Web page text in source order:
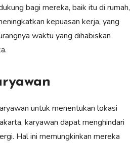
bagi mereka, baik itu di rumah,
kepuasan kerja, yang
waktu yang dihabiskan
untuk menentukan lokasi
karyawan dapat menghindari
Hal ini memungkinkan mereka